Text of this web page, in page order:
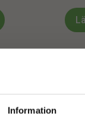
Information